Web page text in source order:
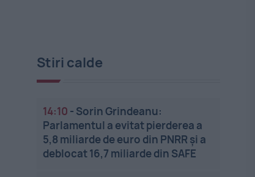
Stiri calde
14:10 - Sorin Grindeanu:
Parlamentul a evitat pierderea a
5,8 miliarde de euro din PNRR și a
deblocat 16,7 miliarde din SAFE